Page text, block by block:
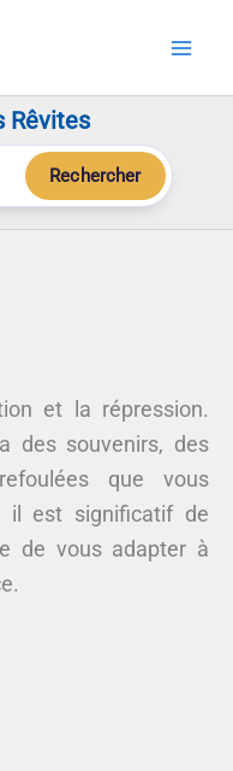
Rêvites
Rechercher
et la répression.
des souvenirs, des
que vous
il est significatif de
de vous adapter à